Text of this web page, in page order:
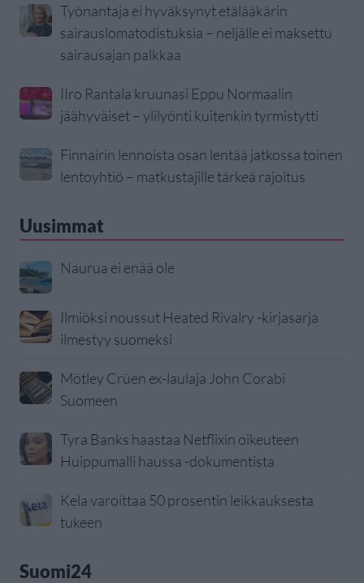
Työnantaja ei hyväksynyt etälääkärin
sairauslomatodistuksia – neljälle ei maksettu
sairausajan palkkaa
IIro Rantala kruunasi Eppu Normaalin
jäähyväiset – ylilyönti kuitenkin tyrmistytti
Finnairin lennoista osan lentää jatkossa toinen
lentoyhtiö – matkustajille tärkeä rajoitus
Uusimmat
Naurua ei enää ole
Ilmiöksi noussut Heated Rivalry -kirjasarja
ilmestyy suomeksi
Mötley Crüen ex-laulaja John Corabi
Suomeen
Tyra Banks haastaa Netflixin oikeuteen
Huippumalli haussa -dokumentista
Kela varoittaa 50 prosentin leikkauksesta
tukeen
Suomi24